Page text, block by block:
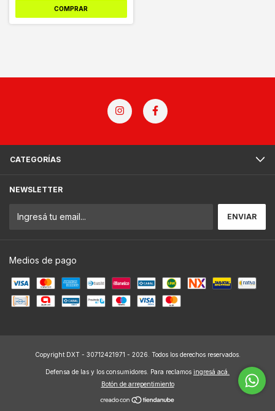
COMPRAR
CATEGORÍAS
NEWSLETTER
Medios de pago
Copyright DXT - 30712421971 - 2026. Todos los derechos reservados.
Defensa de las y los consumidores. Para reclamos ingresá acá.
Botón de arrepentimiento